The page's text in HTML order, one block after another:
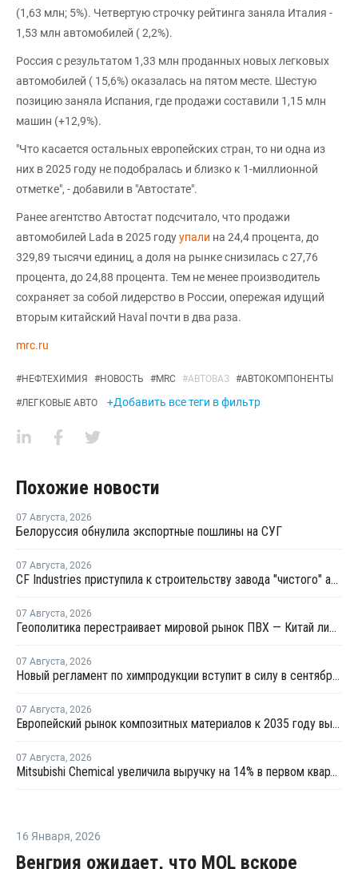
(1,63 млн; 5%). Четвертую строчку рейтинга заняла Италия -
1,53 млн автомобилей ( 2,2%).
Россия с результатом 1,33 млн проданных новых легковых
автомобилей ( 15,6%) оказалась на пятом месте. Шестую
позицию заняла Испания, где продажи составили 1,15 млн
машин (+12,9%).
"Что касается остальных европейских стран, то ни одна из
них в 2025 году не подобралась и близко к 1-миллионной
отметке", - добавили в "Автостате".
Ранее агентство Автостат подсчитало, что продажи
автомобилей Lada в 2025 годуупали на 24,4 процента, до
329,89 тысячи единиц, а доля на рынке снизилась с 27,76
процента, до 24,88 процента. Тем не менее производитель
сохраняет за собой лидерство в России, опережая идущий
вторым китайский Haval почти в два раза.
mrc.ru
#НЕФТЕХИМИЯ #НОВОСТЬ #MRC #АВТОВАЗ #АВТОКОМПОНЕНТЫ
#ЛЕГКОВЫЕ АВТО +Добавить все теги в фильтр
Похожие новости
07 Августа, 2026
Белоруссия обнулила экспортные пошлины на СУГ
07 Августа, 2026
CF Industries приступила к строительству завода "чистого" аммиака за USD4 миллиарда
07 Августа, 2026
Геополитика перестраивает мировой рынок ПВХ — Китай лидирует в экспорте
07 Августа, 2026
Новый регламент по химпродукции вступит в силу в сентябре 2027 года
07 Августа, 2026
Европейский рынок композитных материалов к 2035 году вырастет до USD47,5 млрд
07 Августа, 2026
Mitsubishi Chemical увеличила выручку на 14% в первом квартале японского финансового года
16 Января, 2026
Венгрия ожидает, что MOL вскоре